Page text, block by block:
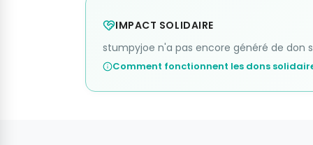
IMPACT SOLIDAIRE
stumpyjoe n'a pas encore généré de don
Comment fonctionnent les dons